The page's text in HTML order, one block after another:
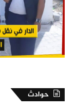
حوادث